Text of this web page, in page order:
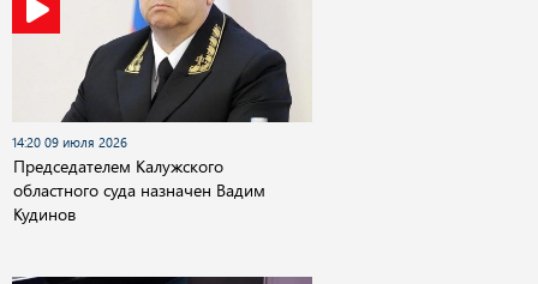
14:20 09 июля 2026
Председателем Калужского
областного суда назначен Вадим
Кудинов